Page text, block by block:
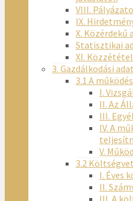
VIII.
IX.
X. Közérdekű
Statisztikai
XI.
3. Gazdálkodási
3.1 A
I.
II. Az
III.
IV. A
V.
3.2
I. Éves
II.